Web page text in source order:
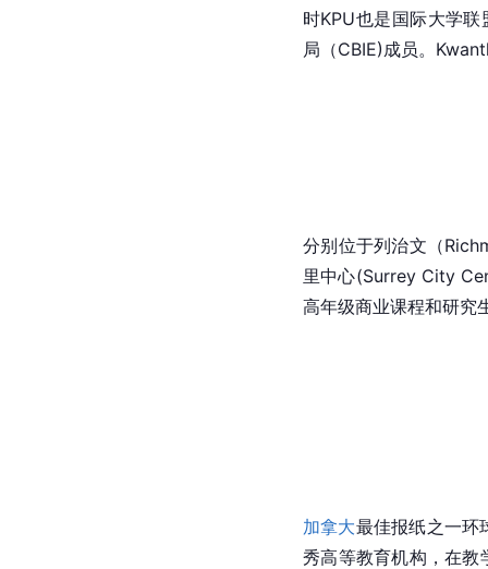
时KPU也是国际大学联
局（CBIE)成员。
分别位于列治文（
里中心(Surrey City
高年级商业课程和研究
加拿大最佳报纸之一
秀高等教育机构，在教